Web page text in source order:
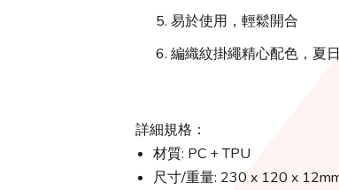
易於使用，輕鬆開合
編織紋掛繩精心配色，夏
詳細規格：
材質: PC + TPU
尺寸/重量: 230 x 120 x